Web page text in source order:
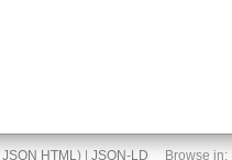
JSON HTML) | JSON-LD Browse in: